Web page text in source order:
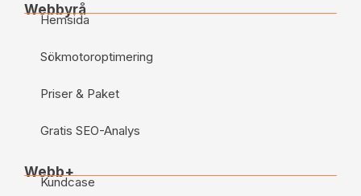
Webbyrå
Hemsida
Sökmotoroptimering
Priser & Paket
Gratis SEO-Analys
Webb+
Kundcase